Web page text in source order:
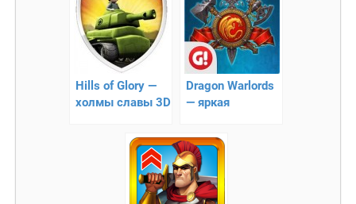
Hills of Glory —
холмы славы 3D
Dragon Warlords
— яркая
стратегия